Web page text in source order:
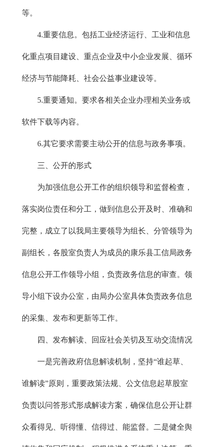
等。
4.重要信息。包括工业经济运行、工业和信息
化重点项目建设、重点企业及中小企业发展、循环
经济与节能降耗、社会公益事业建设等。
5.重要通知。要求各相关企业办理相关业务或
软件下载等内容。
6.其它要求需要主动公开的信息与政务事项。
三、公开的形式
为加强信息公开工作的组织领导和监督检查，
落实岗位责任和分工，做到信息公开及时、准确和
完整，成立了以我局主要领导为组长、分管领导为
副组长，各股室负责人为成员的康乐县工信局政务
信息公开工作领导小组，负责政务信息的审查。领
导小组下设办公室，由局办公室具体负责政务信息
的采集、发布和更新等工作。
四、发布解读、回应社会关切及互动交流情况
一是完善政府信息解读机制，坚持“谁起草、
谁解读”原则，重要政策法规、公文信息起草股室
负责以问答形式形成解读方案，确保信息公开让群
众看得见、听得懂、信得过、能监督。二是健全舆